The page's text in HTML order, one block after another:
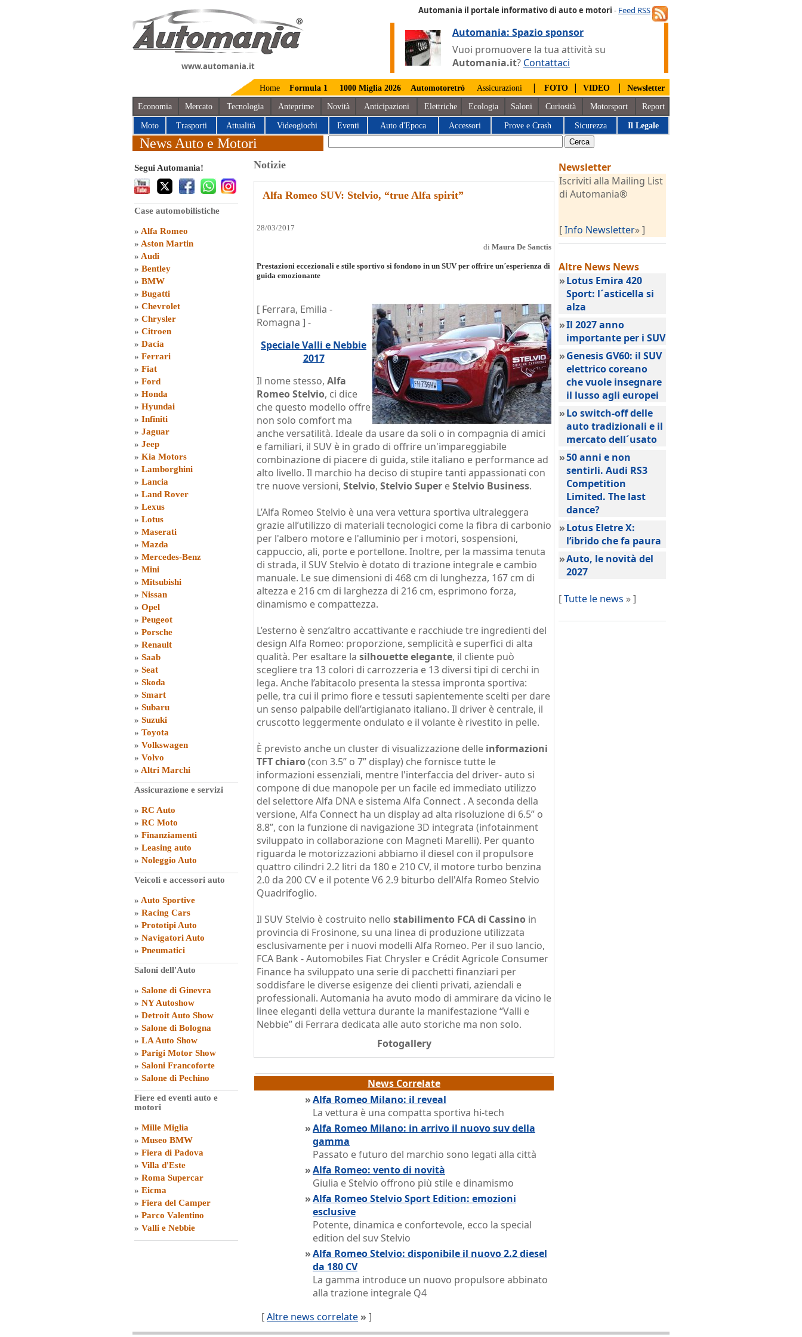
www.automania.it
Automania il portale informativo di auto e motori - Feed RSS
Automania: Spazio sponsor
Vuoi promuovere la tua attività su
Automania.it? Contattaci
Home Formula 1 1000 Miglia 2026 Automotoretrò Assicurazioni | FOTO | VIDEO | Newsletter
Economia Mercato Tecnologia Anteprime Novità Anticipazioni Elettriche Ecologia Saloni Curiosità Motorsport Report
Moto Trasporti Attualità Videogiochi Eventi Auto d'Epoca Accessori Prove e Crash Sicurezza Il Legale
News Auto e Motori
Segui Automania!
Case automobilistiche
» Alfa Romeo
» Aston Martin
» Audi
» Bentley
» BMW
» Bugatti
» Chevrolet
» Chrysler
» Citroen
» Dacia
» Ferrari
» Fiat
» Ford
» Honda
» Hyundai
» Infiniti
» Jaguar
» Jeep
» Kia Motors
» Lamborghini
» Lancia
» Land Rover
» Lexus
» Lotus
» Maserati
» Mazda
» Mercedes-Benz
» Mini
» Mitsubishi
» Nissan
» Opel
» Peugeot
» Porsche
» Renault
» Saab
» Seat
» Skoda
» Smart
» Subaru
» Suzuki
» Toyota
» Volkswagen
» Volvo
» Altri Marchi
Assicurazione e servizi
» RC Auto
» RC Moto
» Finanziamenti
» Leasing auto
» Noleggio Auto
Veicoli e accessori auto
» Auto Sportive
» Racing Cars
» Prototipi Auto
» Navigatori Auto
» Pneumatici
Saloni dell'Auto
» Salone di Ginevra
» NY Autoshow
» Detroit Auto Show
» Salone di Bologna
» LA Auto Show
» Parigi Motor Show
» Saloni Francoforte
» Salone di Pechino
Fiere ed eventi auto e
motori
» Mille Miglia
» Museo BMW
» Fiera di Padova
» Villa d'Este
» Roma Supercar
» Eicma
» Fiera del Camper
» Parco Valentino
» Valli e Nebbie
Notizie
Alfa Romeo SUV: Stelvio, “true Alfa spirit”
28/03/2017
di Maura De Sanctis
Prestazioni eccezionali e stile sportivo si fondono in un SUV per offrire un´esperienza di
guida emozionante
[ Ferrara, Emilia -
Romagna ] -
Speciale Valli e Nebbie
2017
Il nome stesso, Alfa
Romeo Stelvio, ci dice
che questo modello offre
non solo comfort ma
anche versatilità. Ideale da usare da soli o in compagnia di amici
e familiari, il SUV è in grado di offrire un'impareggiabile
combinazione di piacere di guida, stile italiano e performance ad
alto livello. Il marchio ha deciso di stupire tanti appassionati con
tre nuove versioni, Stelvio, Stelvio Super eStelvio Business.
L’Alfa Romeo Stelvio è una vera vettura sportiva ultraleggera
grazie all’utilizzo di materiali tecnologici come la fibra di carbonio
per l'albero motore e l'alluminio per i motori, sospensioni,
cappuccio, ali, porte e portellone. Inoltre, per la massima tenuta
di strada, il SUV Stelvio è dotato di trazione integrale e cambio
manuale. Le sue dimensioni di 468 cm di lunghezza, 167 cm di
altezza e 216 cm di larghezza di 216 cm, esprimono forza,
dinamismo e compattezza.
L’esterno è senz’altro accattivante e racchiude tre ingredienti del
design Alfa Romeo: proporzione, semplicità e superfici di alta
qualità. Per esaltare la silhouette elegante, il cliente può
scegliere tra 13 colori di carrozzeria e 13 diversi tipi di cerchi in
lega. Anche l’abitacolo presenta la stessa impronta sportiva:
pelle, tra cui il primo fiore e tessuti sapientemente scelti per dare
un senso palpabile dell’artigianato italiano. Il driver è centrale, il
cruscotto leggermente ondulato e il volante è rivestito in pelle.
È previsto anche un cluster di visualizzazione delle informazioni
TFT chiaro(con 3.5” o 7” display) che fornisce tutte le
informazioni essenziali, mentre l'interfaccia del driver- auto si
compone di due manopole per un facile ed immediato utilizzo
del selettore Alfa DNA e sistema Alfa Connect . A seconda della
versione, Alfa Connect ha un display ad alta risoluzione di 6.5” o
8.8”, con la funzione di navigazione 3D integrata (infotainment
sviluppato in collaborazione con Magneti Marelli). Per quanto
riguarda le motorizzazioni abbiamo il diesel con il propulsore
quattro cilindri 2.2 litri da 180 e 210 CV, il motore turbo benzina
2.0 da 200 CV e il potente V6 2.9 biturbo dell'Alfa Romeo Stelvio
Quadrifoglio.
Il SUV Stelvio è costruito nello stabilimento FCA di Cassino in
provincia di Frosinone, su una linea di produzione utilizzata
esclusivamente per i nuovi modelli Alfa Romeo. Per il suo lancio,
FCA Bank - Automobiles Fiat Chrysler e Crédit Agricole Consumer
Finance ha sviluppato una serie di pacchetti finanziari per
soddisfare le diverse esigenze dei clienti privati, aziendali e
professionali. Automania ha avuto modo di ammirare da vicino le
linee eleganti della vettura durante la manifestazione “Valli e
Nebbie” di Ferrara dedicata alle auto storiche ma non solo.
Fotogallery
News Correlate
»Alfa Romeo Milano: il reveal
La vettura è una compatta sportiva hi-tech
»Alfa Romeo Milano: in arrivo il nuovo suv della
gamma
Passato e futuro del marchio sono legati alla città
»Alfa Romeo: vento di novità
Giulia e Stelvio offrono più stile e dinamismo
»Alfa Romeo Stelvio Sport Edition: emozioni
esclusive
Potente, dinamica e confortevole, ecco la special
edition del suv Stelvio
»Alfa Romeo Stelvio: disponibile il nuovo 2.2 diesel
da 180 CV
La gamma introduce un nuovo propulsore abbinato
alla trazione integrale Q4
[Altre news correlate » ]
Newsletter
Iscriviti alla Mailing List
di Automania®
[Info Newsletter» ]
Altre News News
»Lotus Emira 420
Sport: l´asticella si
alza
»Il 2027 anno
importante per i SUV
»Genesis GV60: il SUV
elettrico coreano
che vuole insegnare
il lusso agli europei
»Lo switch-off delle
auto tradizionali e il
mercato dell´usato
»50 anni e non
sentirli. Audi RS3
Competition
Limited. The last
dance?
»Lotus Eletre X:
l’ibrido che fa paura
»Auto, le novità del
2027
[Tutte le news » ]